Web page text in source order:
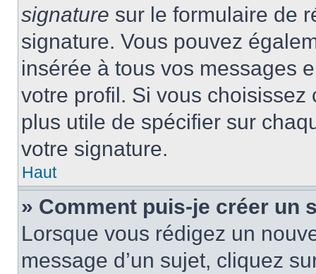
signature sur le formulaire de
signature. Vous pouvez
insérée à tous vos messages
votre profil. Si vous
plus utile de spécifier sur
votre signature.
Haut
» Comment puis-je créer un
Lorsque vous rédigez un
message d’un sujet, cliquez